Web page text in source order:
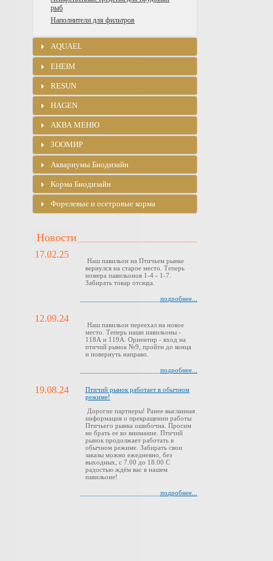
рыб
Наполнители для фильтров
AQUAEL
EHEIM
RESUN
HAGEN
АКВА МЕНЮ
ЗООМИР
Аквариумы Биодизайн
Корма Биодизайн
Форелевые и осетровые корма
Новости
17.02.25
Наш павильон на Птичьем рынке
вернулся на старое место. Теперь
номера павильонов 1-4 - 1-7.
Забирать товар отсюда.
подробнее...
12.09.24
Наш павильон переехал на новое
место. Теперь наши павильоны -
118А и 119А. Ориентир - вход на
птичий рынок №9, пройти до конца
и повернуть направо.
подробнее...
19.08.24
Птичий рынок работает в обычном
режиме!
Дорогие партнеры! Ранее высланная
информация о прекращении работы
Птичьего рынка ошибочна. Просим
не брать ее во внимание. Птичий
рынок продолжает работать в
обычном режиме. Забирать свои
заказы можно ежедневно, без
выходных, с 7.00 до 18.00 С
радостью ждём вас в нашем
павильоне!
подробнее...